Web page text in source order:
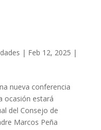
| Feb 12, 2025 |
nueva conferencia
ocasión estará
del Consejo de
Marcos Peña